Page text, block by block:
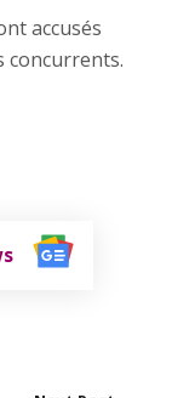
accusés
concurrents.